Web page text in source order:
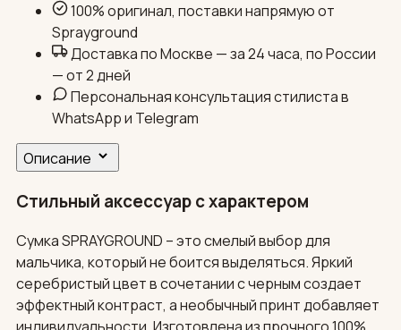
100% оригинал, поставки напрямую от
Sprayground
Доставка по Москве — за 24 часа, по России
— от 2 дней
Персональная консультация стилиста в
WhatsApp и Telegram
Описание
Стильный аксессуар с характером
Сумка SPRAYGROUND – это смелый выбор для
мальчика, который не боится выделяться. Яркий
серебристый цвет в сочетании с черным создает
эффектный контраст, а необычный принт добавляет